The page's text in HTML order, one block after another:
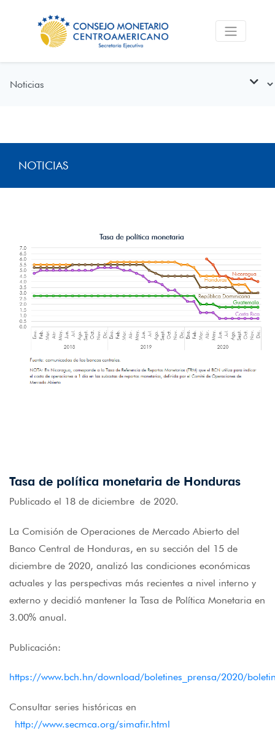
NOTICIAS
Tasa de política monetaria de Honduras
Publicado el 18 de diciembre de 2020.
La Comisión de Operaciones de Mercado Abierto del
Banco Central de Honduras, en su sección del 15 de
diciembre de 2020, analizó las condiciones económicas
actuales y las perspectivas más recientes a nivel interno y
externo y decidió mantener la Tasa de Política Monetaria en
3.00% anual.
Publicación:
https://www.bch.hn/download/boletines_prensa/2020/
Consultar series históricas en
http://www.secmca.org/simafir.html